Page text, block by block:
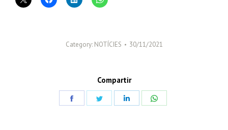
Category: NOTÍCIES 30/11/2021
Compartir